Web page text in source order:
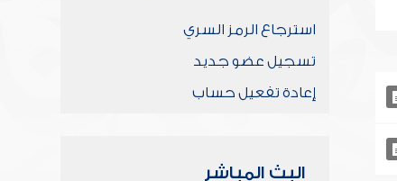
استرجاع الرمز السري
تسجيل عضو جديد
إعادة تفعيل حساب
البث المباشر